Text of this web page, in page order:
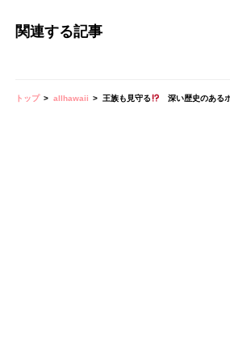
関連する記事
トップ allhawaii 王族も見守る 深い歴史のある